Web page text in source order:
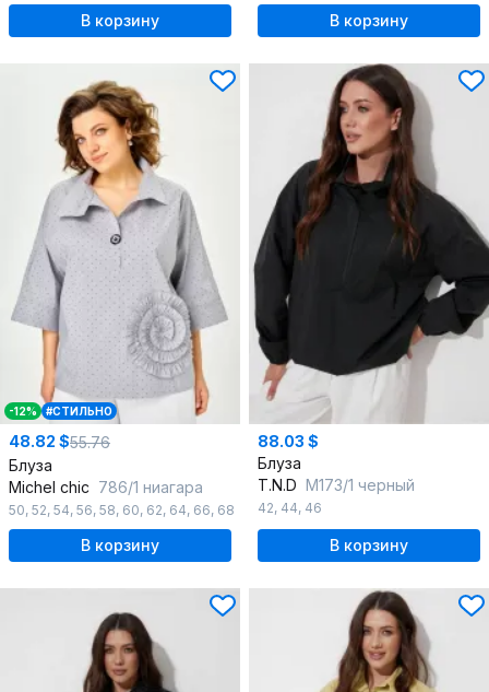
В корзину В корзину
-12% #СТИЛЬНО
48.82 $55.76
Блуза
Michel chic 786/1 ниагара
50, 52, 54, 56, 58, 60, 62, 64, 66, 68
В корзину
88.03 $
Блуза
T.N.D М173/1 черный
42, 44, 46
В корзину